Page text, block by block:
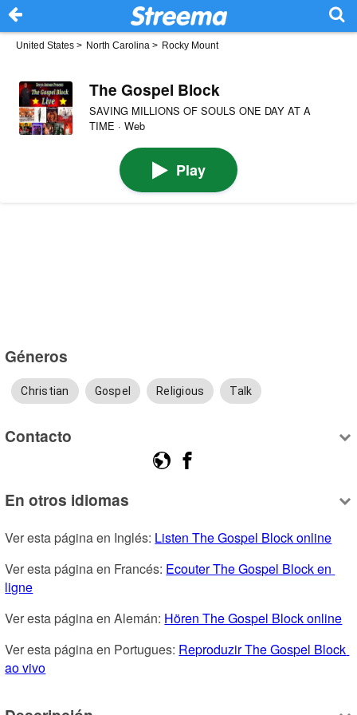
United States > North Carolina > Rocky Mount
The Gospel Block
SAVING MILLIONS OF SOULS ONE DAY AT A
TIME · Web
Play
Géneros
Christian Gospel Religious Talk
Contacto
En otros idiomas
Ver esta página en Inglés: Listen The Gospel Block online
Ver esta página en Francés: Ecouter The Gospel Block en
ligne
Ver esta página en Alemán: Hören The Gospel Block online
Ver esta página en Portugues: Reproduzir The Gospel Block
ao vivo